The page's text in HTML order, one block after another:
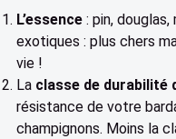
L’essence : pin,
exotiques : plus chers
vie !
La classe de durabilité
résistance de votre
champignons. Moins la